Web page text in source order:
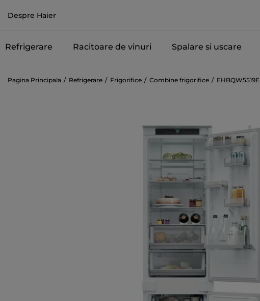
Despre Haier
Refrigerare Racitoare de vinuri Spalare si uscare
Pagina Principala Refrigerare Frigorifice Combine frigorifice EHBQW5519E